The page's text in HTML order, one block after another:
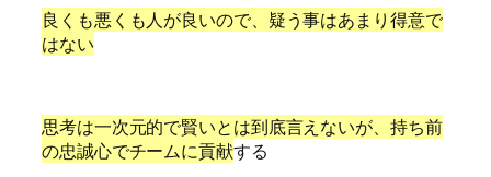
良くも悪くも人が良いので、疑う事はあまり得意で
はない
思考は一次元的で賢いとは到底言えないが、持ち前
の忠誠心でチームに貢献する